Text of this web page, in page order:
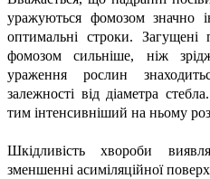
уражуються фомозом значно
оптимальні строки. Загущені
фомозом сильніше, ніж
ураження рослин
залежності від діаметра
тим інтенсивніший на ньому
Шкідливість хвороби
зменшенні асиміляційної